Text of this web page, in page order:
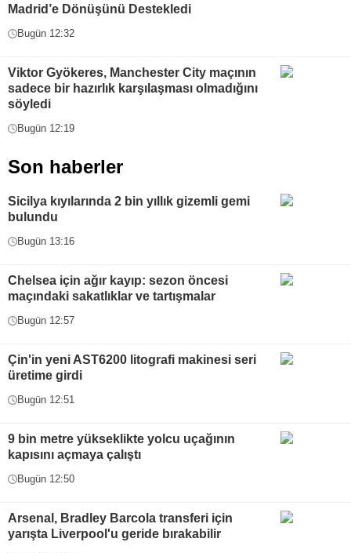
Madrid’e Dönüşünü Destekledi
Bugün 12:32
Viktor Gyökeres, Manchester City maçının
sadece bir hazırlık karşılaşması olmadığını
söyledi
Bugün 12:19
Son haberler
Sicilya kıyılarında 2 bin yıllık gizemli gemi
bulundu
Bugün 13:16
Chelsea için ağır kayıp: sezon öncesi
maçındaki sakatlıklar ve tartışmalar
Bugün 12:57
Çin'in yeni AST6200 litografi makinesi seri
üretime girdi
Bugün 12:51
9 bin metre yükseklikte yolcu uçağının
kapısını açmaya çalıştı
Bugün 12:50
Arsenal, Bradley Barcola transferi için
yarışta Liverpool'u geride bırakabilir